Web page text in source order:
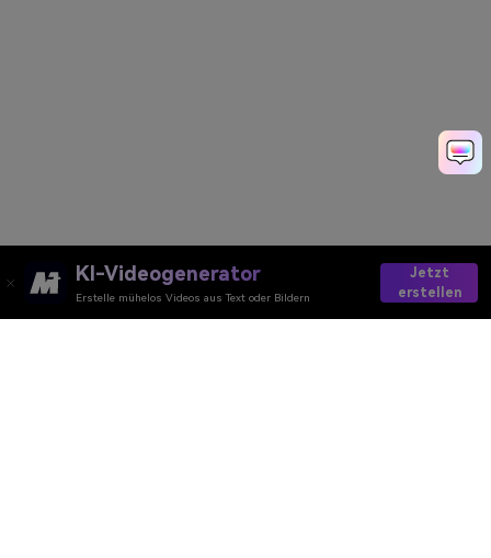
KI-Videogenerator
Erstelle mühelos Videos aus Text oder Bildern
Jetzt
erstellen